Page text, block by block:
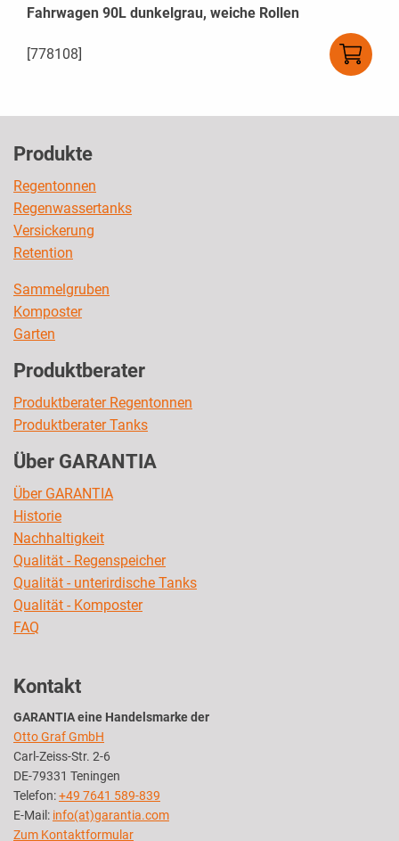
Fahrwagen 90L dunkelgrau, weiche Rollen
[778108]
Produkte
Regentonnen
Regenwassertanks
Versickerung
Retention
Sammelgruben
Komposter
Garten
Produktberater
Produktberater Regentonnen
Produktberater Tanks
Über GARANTIA
Über GARANTIA
Historie
Nachhaltigkeit
Qualität - Regenspeicher
Qualität - unterirdische Tanks
Qualität - Komposter
FAQ
Kontakt
GARANTIA eine Handelsmarke der
Otto Graf GmbH
Carl-Zeiss-Str. 2-6
DE-79331 Teningen
Telefon:+49 7641 589-839
E-Mail: info(at)garantia.com
Zum Kontaktformular